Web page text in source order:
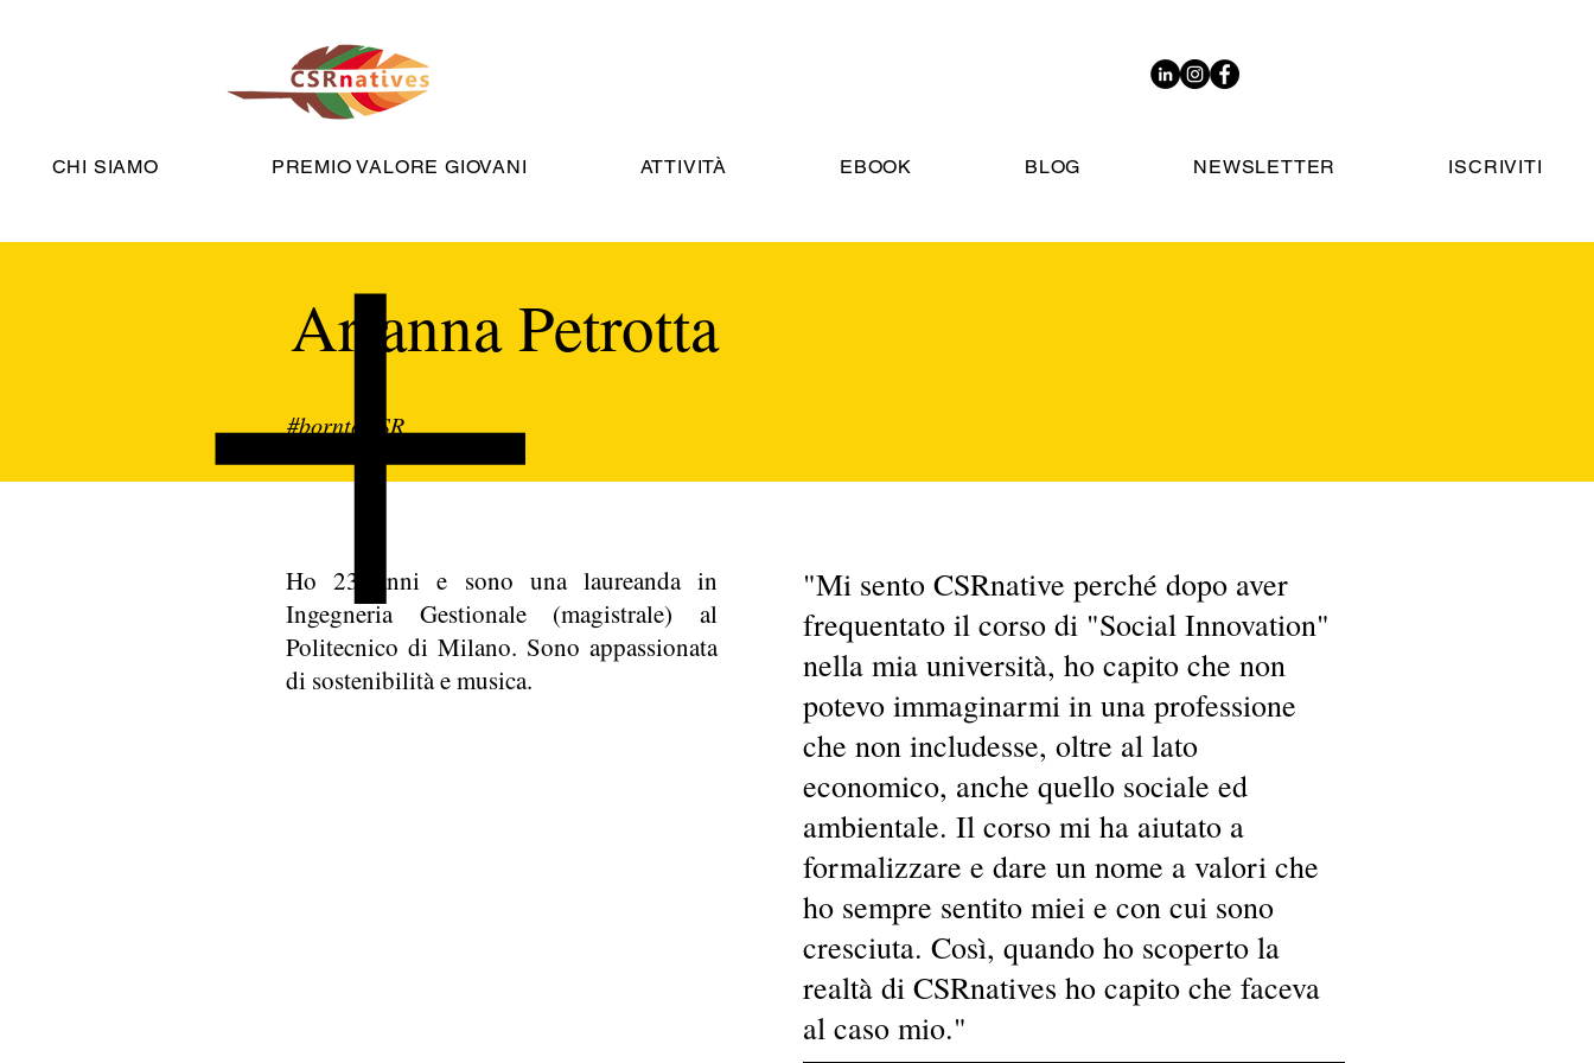
CHI SIAMO PREMIO VALORE GIOVANI ATTIVITÀ EBOOK BLOG NEWSLETTER ISCRIVITI
Arianna Petrotta
#borntoCSR
Ho 23 anni e sono una laureanda in
Ingegneria Gestionale (magistrale) al
Politecnico di Milano. Sono appassionata
di sostenibilità e musica.
"Mi sento CSRnative perché dopo aver
frequentato il corso di "Social Innovation"
nella mia università, ho capito che non
potevo immaginarmi in una professione
che non includesse, oltre al lato
economico, anche quello sociale ed
ambientale. Il corso mi ha aiutato a
formalizzare e dare un nome a valori che
ho sempre sentito miei e con cui sono
cresciuta. Così, quando ho scoperto la
realtà di CSRnatives ho capito che faceva
al caso mio."